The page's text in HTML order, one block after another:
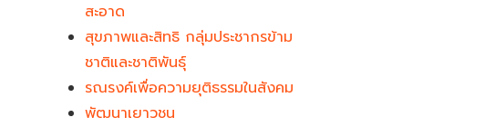
สะอาด
สุขภาพและสิทธิ กลุ่มประชากรข้าม
ชาติและชาติพันธุ์
รณรงค์เพื่อความยุติธรรมในสังคม
พัฒนาเยาวชน